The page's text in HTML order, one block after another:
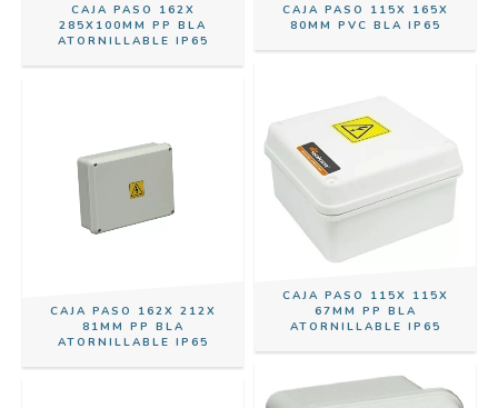
CAJA PASO 162X
285X100MM PP BLA
ATORNILLABLE IP65
CAJA PASO 115X 165X
80MM PVC BLA IP65
CAJA PASO 162X 212X
81MM PP BLA
ATORNILLABLE IP65
CAJA PASO 115X 115X
67MM PP BLA
ATORNILLABLE IP65